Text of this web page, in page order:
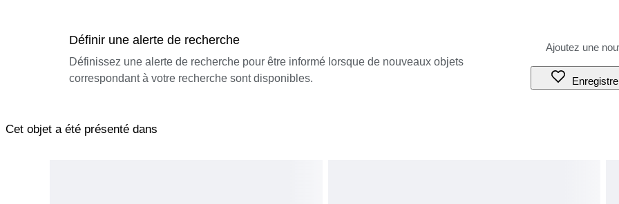
Définir une alerte de recherche
Définissez une alerte de recherche pour être informé lorsque de nouveaux objets
correspondant à votre recherche sont disponibles.
Cet objet a été présenté dans